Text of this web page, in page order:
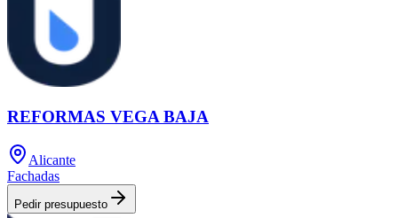
REFORMAS VEGA BAJA
Alicante
Fachadas
Pedir presupuesto